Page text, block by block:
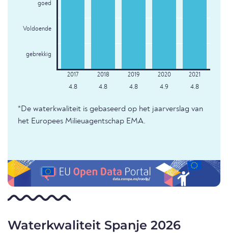
goed
Voldoende
gebrekkig
4.8 4.8 4.8 4.9 4.8
*De waterkwaliteit is gebaseerd op het jaarverslag van
het Europees Milieuagentschap EMA.
Waterkwaliteit Spanje 2026